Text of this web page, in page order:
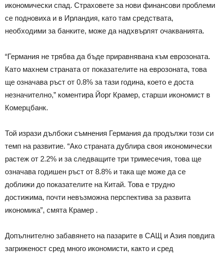
икономически спад. Страховете за нови финансови проблеми
се подновиха и в Ирландия, като там средствата,
необходими за банките, може да надхвърлят очакванията.
“Германия не трябва да бъде приравнявана към еврозоната.
Като махнем страната от показателите на еврозоната, това
ще означава ръст от 0.8% за тази година, което е доста
незначително,” коментира Йорг Крамер, старши икономист в
Комерцбанк.
Той изрази дълбоки съмнения Германия да продължи този си
темп на развитие. “Ако страната дублира своя икономически
растеж от 2.2% и за следващите три тримесечия, това ще
означава годишен ръст от 8.8% и така ще може да се
доближи до показателите на Китай. Това е трудно
достижима, почти невъзможна перспектива за развита
икономика”, смята Крамер .
Допълнително забавянето на пазарите в САЩ и Азия повдига
загриженост сред много икономисти, както и сред